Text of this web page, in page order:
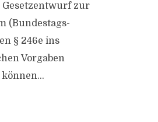
Gesetzentwurf zur
(Bundestags-
§ 246e ins
Vorgaben